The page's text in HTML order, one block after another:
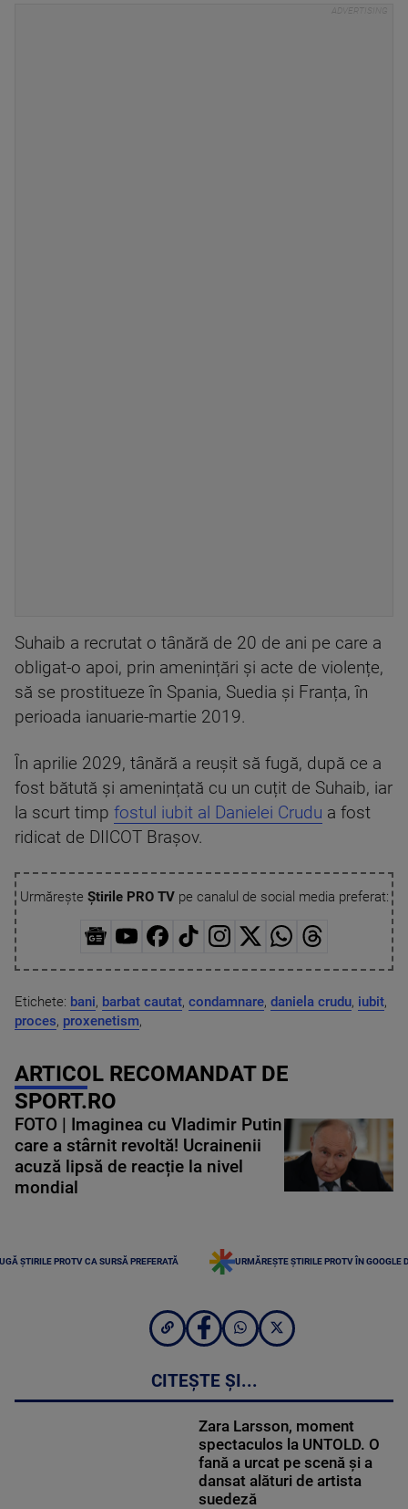
Suhaib a recrutat o tânără de 20 de ani pe care a
obligat-o apoi, prin amenințări și acte de violențe,
să se prostitueze în Spania, Suedia și Franța, în
perioada ianuarie-martie 2019.
În aprilie 2029, tânără a reușit să fugă, după ce a
fost bătută și amenințată cu un cuțit de Suhaib, iar
la scurt timp fostul iubit al Danielei Crudu a fost
ridicat de DIICOT Brașov.
Urmărește Știrile PRO TVpe canalul de social media preferat:
Etichete: bani, barbat cautat, condamnare, daniela crudu, iubit,
proces, proxenetism,
ARTICOL RECOMANDAT DE
SPORT.RO
FOTO | Imaginea cu Vladimir Putin
care a stârnit revoltă! Ucrainenii
acuză lipsă de reacție la nivel
mondial
ȘTIRILE PROTV CA SURSĂ PREFERATĂ URMĂREȘTE ȘTIRILE PROTV ÎN GOOGLE
CITEȘTE ȘI...
Zara Larsson, moment
spectaculos la UNTOLD. O
fană a urcat pe scenă și a
dansat alături de artista
suedeză